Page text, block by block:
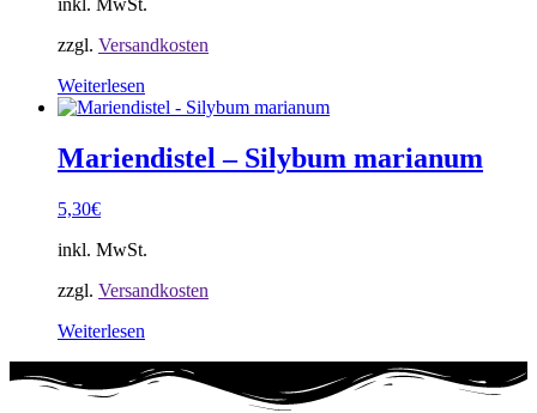
inkl. MwSt.
zzgl. Versandkosten
Weiterlesen
Mariendistel – Silybum marianum
5,30€
inkl. MwSt.
zzgl. Versandkosten
Weiterlesen